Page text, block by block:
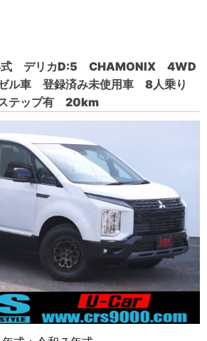
デリカD:5 CHAMONIX 4WD
車 登録済み未使用車 8人乗り
テップ有 20km